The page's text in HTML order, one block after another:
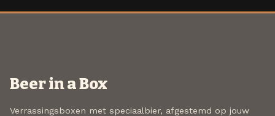
Beer in a Box
Verrassingsboxen met speciaalbier, afgestemd op jouw